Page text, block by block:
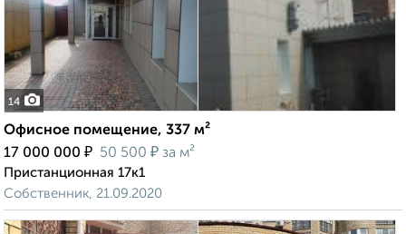
14
Офисное помещение, 337 м²
17 000 000 ₽ 50 500 ₽ за м²
Пристанционная 17к1
Собственник, 21.09.2020